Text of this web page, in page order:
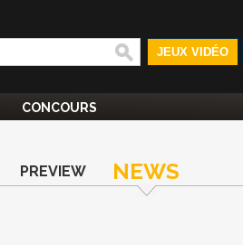
JEUX VIDÉO
CONCOURS
PREVIEW NEWS